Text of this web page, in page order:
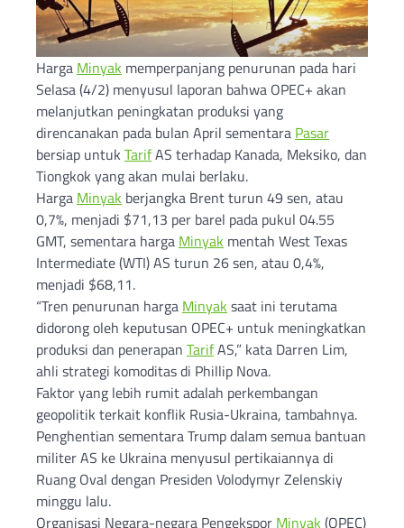
Harga Minyak memperpanjang penurunan pada hari
Selasa (4/2) menyusul laporan bahwa OPEC+ akan
melanjutkan peningkatan produksi yang
direncanakan pada bulan April sementara Pasar
bersiap untuk TarifAS terhadap Kanada, Meksiko, dan
Tiongkok yang akan mulai berlaku.
Harga Minyak berjangka Brent turun 49 sen, atau
0,7%, menjadi $71,13 per barel pada pukul 04.55
GMT, sementara harga Minyak mentah West Texas
Intermediate (WTI) AS turun 26 sen, atau 0,4%,
menjadi $68,11.
“Tren penurunan harga Minyak saat ini terutama
didorong oleh keputusan OPEC+ untuk meningkatkan
produksi dan penerapan TarifAS,” kata Darren Lim,
ahli strategi komoditas di Phillip Nova.
Faktor yang lebih rumit adalah perkembangan
geopolitik terkait konflik Rusia-Ukraina, tambahnya.
Penghentian sementara Trump dalam semua bantuan
militer AS ke Ukraina menyusul pertikaiannya di
Ruang Oval dengan Presiden Volodymyr Zelenskiy
minggu lalu.
Organisasi Negara-negara Pengekspor Minyak (OPEC)